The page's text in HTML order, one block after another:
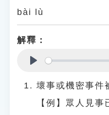
貓頭鷹博士
bài lù
解釋：
壞事或機密事件
【例】眾人見